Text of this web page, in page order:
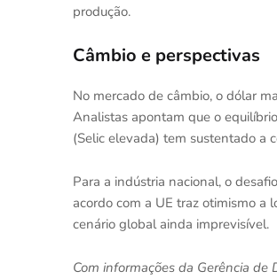
produção.
Câmbio e perspectivas
No mercado de câmbio, o dólar
Analistas apontam que o
(Selic elevada) tem sustentado a
Para a indústria nacional, o
acordo com a UE traz otimismo a
cenário global ainda imprevisível.
Com informações da Gerência